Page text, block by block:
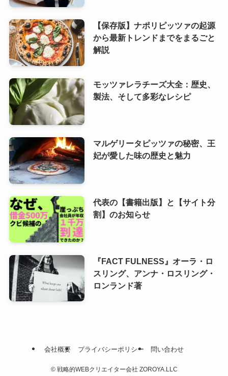
【保存版】ナポリピッツァの起源
から最新トレンドまでをまるごと
解説
モッツァレラチーズ大全：歴史、
製法、そして多彩なレシピ
マルゲリータピッツァの秘密、王
妃が愛した味の歴史と魅力
代表の【書籍出版】と【サイト分
割】のお知らせ
『FACT FULNESS』オーラ・ロ
スリング、アンナ・ロスリング・
ロンランド著
会社概要 プライバシーポリシー 問い合わせ
©戦略的WEBクリエイター会社 ZOROYA.LLC